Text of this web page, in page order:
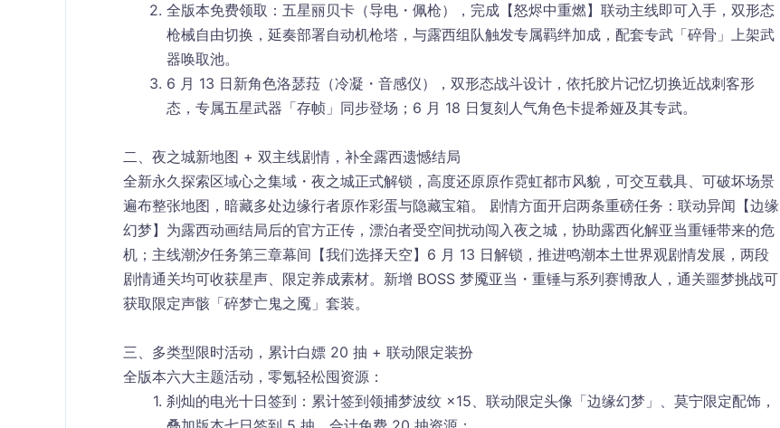
全版本免费领取：五星丽贝卡（导电・佩枪）
，完成【怒烬中重燃】联动主线即可入手，双形态
枪械自由切换，延奏部署自动机枪塔，与露西组队触发专属羁绊加成，配套专武「碎骨」上架武
器唤取池。
6 月 13 日新角色洛瑟菈（冷凝・音感仪）
，双形态战斗设计，依托胶片记忆切换近战刺客形
态，专属五星武器「存帧」同步登场；6 月 18 日复刻人气角色卡提希娅及其专武。
二、夜之城新地图 + 双主线剧情，补全露西遗憾结局
全新永久探索区域心之集域・夜之城正式解锁，高度还原原作霓虹都市风貌，可交互载具、可破坏场景
遍布整张地图，暗藏多处边缘行者原作彩蛋与隐藏宝箱。 剧情方面开启两条重磅任务：联动异闻【边缘
幻梦】为露西动画结局后的官方正传，漂泊者受空间扰动闯入夜之城，协助露西化解亚当重锤带来的危
机；主线潮汐任务第三章幕间【我们选择天空】6 月 13 日解锁，推进鸣潮本土世界观剧情发展，两段
剧情通关均可收获星声、限定养成素材。新增 BOSS 梦魇亚当・重锤与系列赛博敌人，通关噩梦挑战可
获取限定声骸「碎梦亡鬼之魇」套装。
三、多类型限时活动，累计白嫖 20 抽 + 联动限定装扮
全版本六大主题活动，零氪轻松囤资源：
刹灿的电光十日签到 ：累计签到领捕梦波纹 ×15、联动限定头像「边缘幻梦」、莫宁限定配饰，